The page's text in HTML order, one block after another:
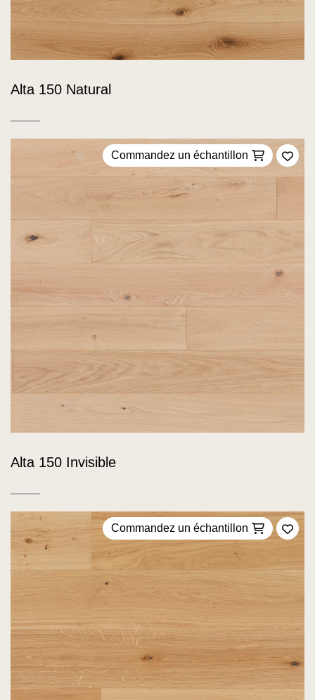
Alta 150 Natural
Commandez un échantillon
Alta 150 Invisible
Commandez un échantillon